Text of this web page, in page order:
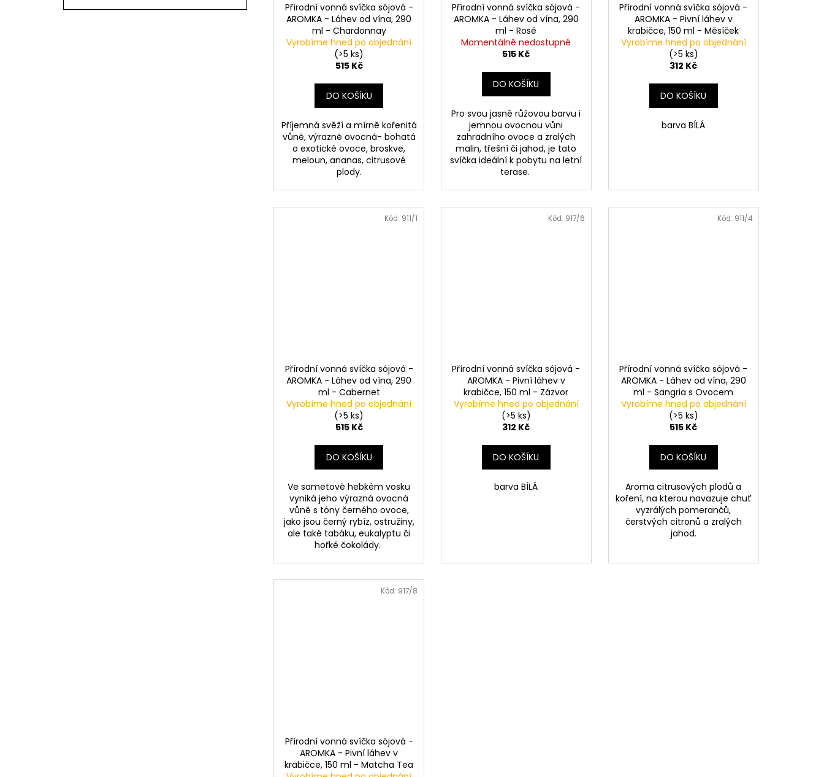
Přírodní vonná svíčka sójová -
AROMKA - Láhev od vína, 290
ml - Chardonnay
Vyrobíme hned po objednání
(>5 ks)
515 Kč
DO KOŠÍKU
Příjemná svěží a mírně kořenitá
vůně, výrazně ovocná- bohatá
o exotické ovoce, broskve,
meloun, ananas, citrusové
plody.
Přírodní vonná svíčka sójová -
AROMKA - Láhev od vína, 290
ml - Rosé
Momentálně nedostupné
515 Kč
DO KOŠÍKU
Pro svou jasně růžovou barvu i
jemnou ovocnou vůni
zahradního ovoce a zralých
malin, třešní či jahod, je tato
svíčka ideální k pobytu na letní
terase.
Přírodní vonná svíčka sójová -
AROMKA - Pivní láhev v
krabičce, 150 ml - Měsíček
Lékařský
Vyrobíme hned po objednání
(>5 ks)
312 Kč
DO KOŠÍKU
barva BÍLÁ
Přírodní vonná svíčka sójová -
AROMKA - Láhev od vína, 290
ml - Cabernet
Vyrobíme hned po objednání
(>5 ks)
515 Kč
DO KOŠÍKU
Ve sametově hebkém vosku
vyniká jeho výrazná ovocná
vůně s tóny černého ovoce,
jako jsou černý rybíz, ostružiny,
ale také tabáku, eukalyptu či
hořké čokolády.
Kód: 911/1
Přírodní vonná svíčka sójová -
AROMKA - Pivní láhev v
krabičce, 150 ml - Zázvor
Vyrobíme hned po objednání
(>5 ks)
312 Kč
DO KOŠÍKU
barva BÍLÁ
Kód: 917/6
Přírodní vonná svíčka sójová -
AROMKA - Láhev od vína, 290
ml - Sangria s Ovocem
Vyrobíme hned po objednání
(>5 ks)
515 Kč
DO KOŠÍKU
Aroma citrusových plodů a
koření, na kterou navazuje chuť
vyzrálých pomerančů,
čerstvých citronů a zralých
jahod.
Kód: 911/4
Přírodní vonná svíčka sójová -
AROMKA - Pivní láhev v
krabičce, 150 ml - Matcha Tea
Kód: 917/8